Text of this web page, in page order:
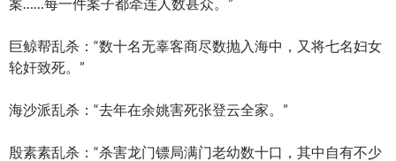
巨鲸帮乱杀：“数十名无辜客商尽数抛入海中，又将七名妇女
轮奸致死。”
海沙派乱杀：“去年在余姚害死张登云全家。”
殷素素乱杀：“杀害龙门镖局满门老幼数十口，其中自有不少